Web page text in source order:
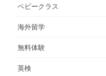
ベビークラス
海外留学
無料体験
英検